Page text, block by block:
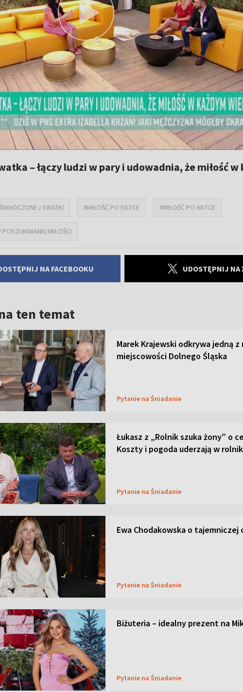
– łączy ludzi w pary i udowadnia, że miłość
SWATKI #MIŁOŚĆ PO 50-TCE #MIŁOŚĆ PO 60-TCE
POSZUKIWANIU MIŁOŚCI
NA FACEBOOKU UDOSTĘPNIJ NA
ten temat
Marek Krajewski odkrywa jedną
miejscowości Dolnego Śląska
Pytanie na Śniadanie
Łukasz z „Rolnik szuka żony” o
Koszty i pogoda uderzają w
Pytanie na Śniadanie
Ewa Chodakowska o tajemniczej
Pytanie na Śniadanie
Biżuteria – idealny prezent na
Pytanie na Śniadanie